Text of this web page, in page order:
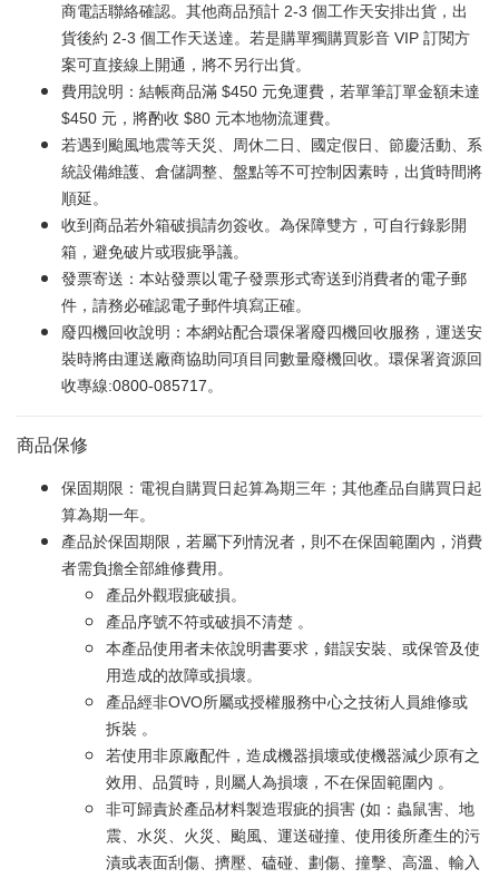
商電話聯絡確認。其他商品預計 2-3 個工作天安排出貨，出
貨後約 2-3 個工作天送達。若是購單獨購買影音 VIP 訂閱方
案可直接線上開通，將不另行出貨。
費用說明：結帳商品滿 $450 元免運費，若單筆訂單金額未達
$450 元，將酌收 $80 元本地物流運費。
若遇到颱風地震等天災、周休二日、國定假日、節慶活動、系
統設備維護、倉儲調整、盤點等不可控制因素時，出貨時間將
順延。
收到商品若外箱破損請勿簽收。為保障雙方，可自行錄影開
箱，避免破片或瑕疵爭議。
發票寄送：本站發票以電子發票形式寄送到消費者的電子郵
件，請務必確認電子郵件填寫正確。
廢四機回收說明：本網站配合環保署廢四機回收服務，運送安
裝時將由運送廠商協助同項目同數量廢機回收。環保署資源回
收專線:0800-085717。
商品保修
保固期限：電視自購買日起算為期三年；其他產品自購買日起
算為期一年。
產品於保固期限，若屬下列情況者，則不在保固範圍內，消費
者需負擔全部維修費用。
產品外觀瑕疵破損。
產品序號不符或破損不清楚 。
本產品使用者未依說明書要求，錯誤安裝、或保管及使
用造成的故障或損壞。
產品經非OVO所屬或授權服務中心之技術人員維修或
拆裝 。
若使用非原廠配件，造成機器損壞或使機器減少原有之
效用、品質時，則屬人為損壞，不在保固範圍內 。
非可歸責於產品材料製造瑕疵的損害 (如：蟲鼠害、地
震、水災、火災、颱風、運送碰撞、使用後所產生的污
漬或表面刮傷、擠壓、磕碰、劃傷、撞擊、高溫、輸入